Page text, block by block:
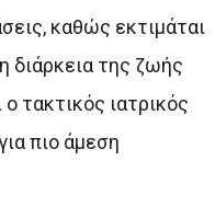
καθώς εκτιμάται
διάρκεια της ζωής
τακτικός ιατρικός
πιο άμεση